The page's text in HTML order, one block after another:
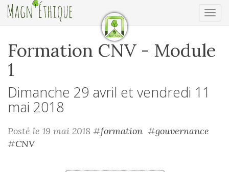
Formation CNV - Module
1
Dimanche 29 avril et vendredi 11
mai 2018
Posté le 19 mai 2018 #formation #gouvernance
#CNV